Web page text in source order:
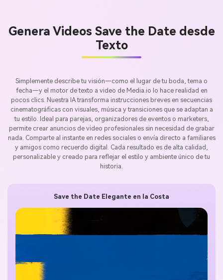
Genera Videos Save the Date desde
Texto
Simplemente describe tu visión—como el lugar de tu boda, tema o
fecha—y el motor de texto a video de Media.io lo hace realidad en
pocos clics. Nuestra IA transforma instrucciones breves en secuencias
cinematográficas con visuales, música y transiciones que se adaptan a
tu estilo. Ideal para parejas, organizadores de eventos o marketers,
permite crear anuncios de video profesionales sin necesidad de grabar
nada. Comparte al instante en redes sociales o envía directo a familiares
y amigos como recuerdo digital. Cada resultado es de alta calidad,
personalizable y creado para reflejar el estilo y ambiente único de tu
historia.
Save the Date Elegante en la Costa